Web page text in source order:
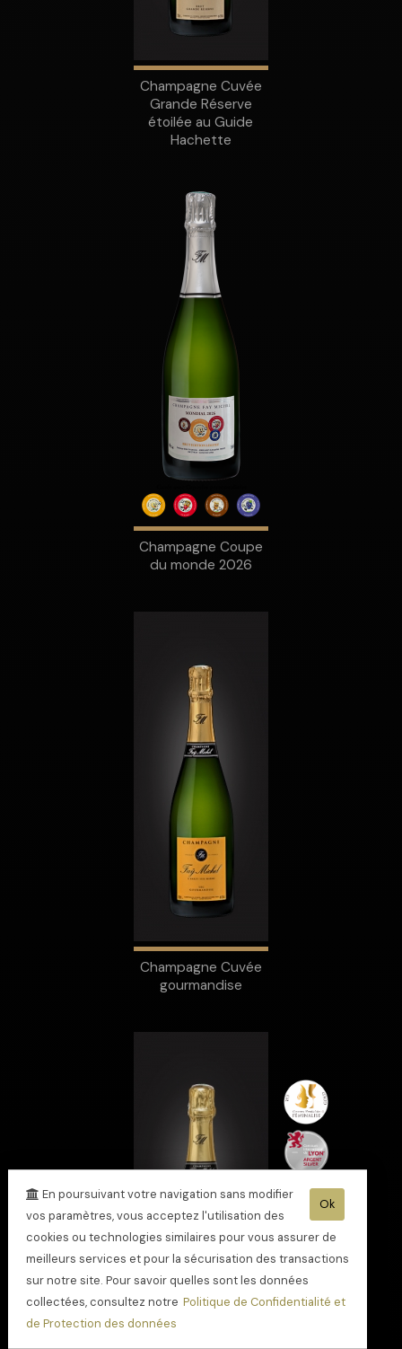
Champagne Cuvée
Grande Réserve
étoilée au Guide
Hachette
Champagne Coupe
du monde 2026
Champagne Cuvée
gourmandise
Ok
En poursuivant votre navigation sans modifier
vos paramètres, vous acceptez l'utilisation des
cookies ou technologies similaires pour vous assurer de
meilleurs services et pour la sécurisation des transactions
sur notre site. Pour savoir quelles sont les données
collectées, consultez notre Politique de Confidentialité et
de Protection des données